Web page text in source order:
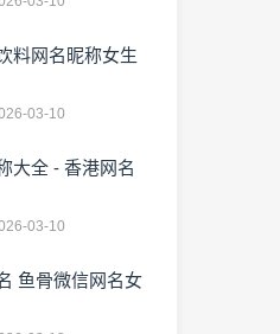
料网名昵称女生
03-10
大全 - 香港网名
03-10
鱼骨微信网名女